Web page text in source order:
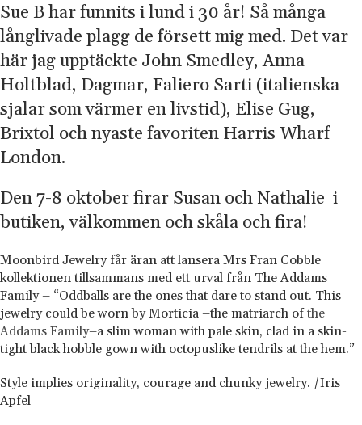
Sue B har funnits i lund i 30 år! Så många
långlivade plagg de försett mig med. Det var
här jag upptäckte John Smedley, Anna
Holtblad, Dagmar, Faliero Sarti (italienska
sjalar som värmer en livstid), Elise Gug,
Brixtol och nyaste favoriten Harris Wharf
London.
Den 7-8 oktober firar Susan och Nathalie i
butiken, välkommen och skåla och fira!
Moonbird Jewelry får äran att lansera Mrs Fran Cobble
kollektionen tillsammans med ett urval från The Addams
Family – “Oddballs are the ones that dare to stand out. This
jewelry could be worn by Morticia –the matriarch ofthe
Addams Family–a slim woman with pale skin, clad in a skin-
tight black hobble gown with octopuslike tendrils at the hem.”
Style implies originality, courage and chunky jewelry. /Iris
Apfel